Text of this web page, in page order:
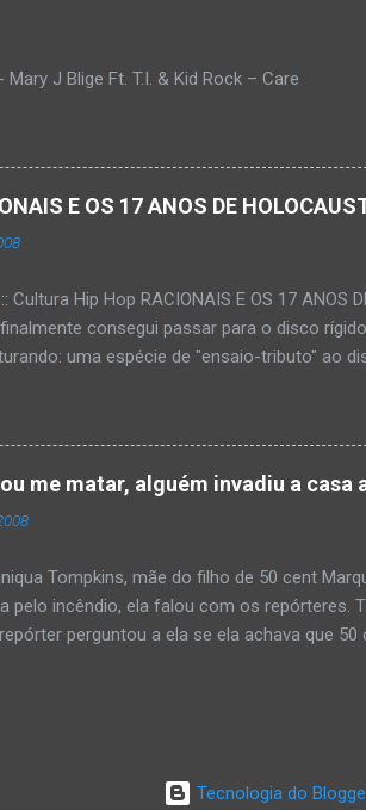
Mary J Blige Ft. T.I. & Kid Rock – Care
E OS 17 ANOS DE
Cultura Hip Hop RACIONAIS E OS 17 ANOS
consegui passar para o disco
uma espécie de "ensaio-tributo" ao
costume, uma pequena digressão. É muito
tem memória. Fala-se muito por aí que
sociocultural. No que diz respeito ao hip-
responsáveis, tentar mudar essa
Hop tornou-se mais um dos espaços de
me matar, alguém invadiu a
Tompkins, mãe do filho de 50 cent
pelo incêndio, ela falou com os repórteres.
perguntou a ela se ela achava que
mandando alguém para mata-lá e para
Tecnologia do